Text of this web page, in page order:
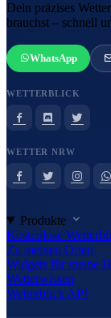
Dein präzises
brauchst – schnell
WhatsApp
WETTERBLICK
WETTER NRW
Produkte
Kostenlose
Zu meinen Orten
Widgets für meine
Wetterwissen
Wetterblick API